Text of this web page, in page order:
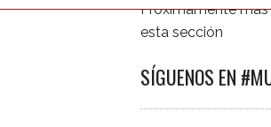
Próximamente
esta sección
SÍGUENOS EN